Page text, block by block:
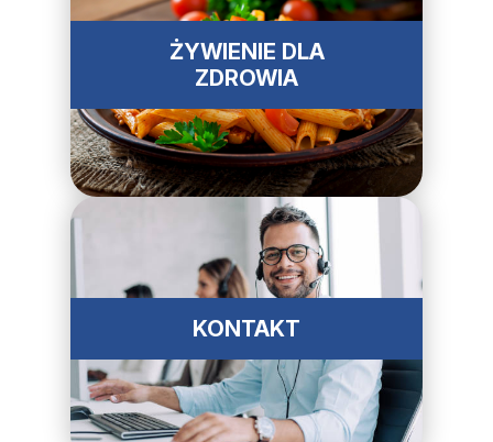
ŻYWIENIE DLA
ZDROWIA
KONTAKT